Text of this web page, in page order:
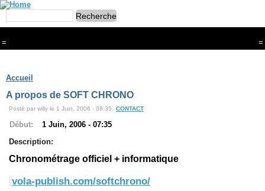
= =
Menu
Branches
CONTACT
FriRun Cup
Ski ALPIN
Triathlon
Courses à pieds
VTT
Athlétisme
Slalom In-Line
Caisse à savon
Accueil
A propos de SOFT CHRONO
Posté par willy le 1 Juin, 2006 - 08:35. CONTACT
Début:
1 Juin, 2006 - 07:35
Description:
Chronométrage officiel + informatique
vola-publish.com/softchrono/